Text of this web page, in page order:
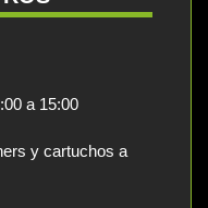
a 15:00
y cartuchos a